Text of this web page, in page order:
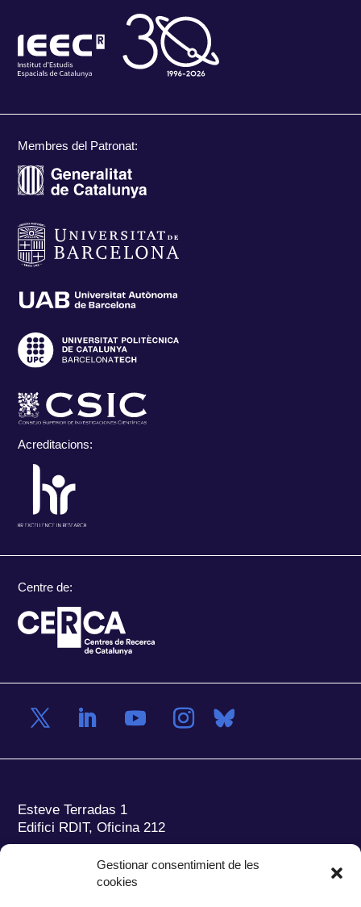
Gestionar consentimient de les
cookies
Membres del Patronat:
Acreditacions:
Centre de:
Esteve Terradas 1
Edifici RDIT, Oficina 212
Parc Mediterrani de la Tecnologia (PMT)
del Baix Llobregat – UPC